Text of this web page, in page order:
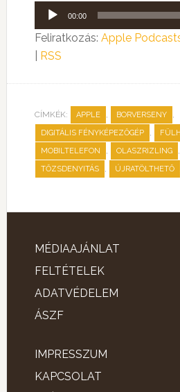
Audió
lejátszó
00:00
Feliratkozás: Apple
RSS
CÍMKÉK: APPLE , BORVERSENY ,
DIGITÁLIS FÉNYKÉPEZŐGÉP ,
MOBILTELEFON , OLASZRIZLING ,
TŐZSDENYITÁS , ÚJRATÖLTHETŐ
MÉDIAAJÁNLAT
FELTÉTELEK
ADATVÉDELEM
ÁSZF
IMPRESSZUM
KAPCSOLAT